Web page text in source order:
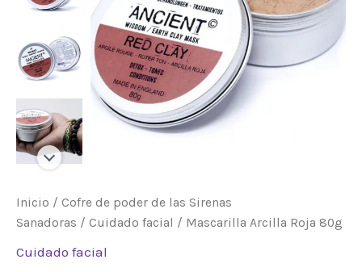
Inicio / Cofre de poder de las Sirenas
Sanadoras / Cuidado facial / Mascarilla Arcilla Roja 80g
Cuidado facial